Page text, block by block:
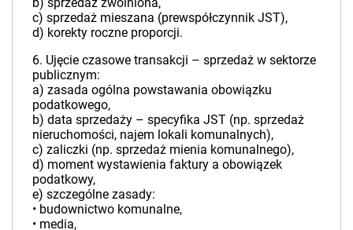
c) sprzedaż mieszana (prewspółczynnik JST),
d) korekty roczne proporcji.
6. Ujęcie czasowe transakcji – sprzedaż w sektorze
publicznym:
a) zasada ogólna powstawania obowiązku
podatkowego,
b) data sprzedaży – specyfika JST (np. sprzedaż
nieruchomości, najem lokali komunalnych),
c) zaliczki (np. sprzedaż mienia komunalnego),
d) moment wystawienia faktury a obowiązek
podatkowy,
e) szczególne zasady:
• budownictwo komunalne,
• media,